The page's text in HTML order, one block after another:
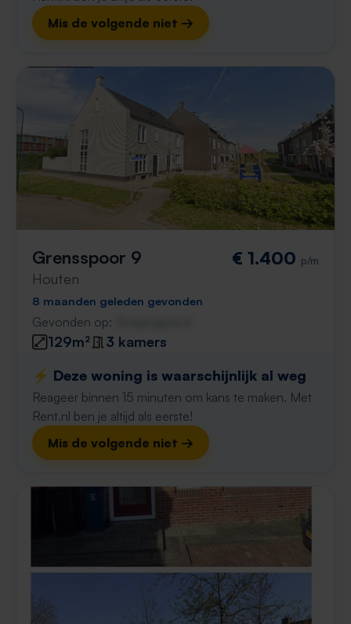
Mis de volgende niet →
Grensspoor 9
Houten
€ 1.400 p/m
8 maanden geleden gevonden
Gevonden op:
129m²
3 kamers
⚡️ Deze woning is waarschijnlijk al weg
Reageer binnen 15 minuten om kans te maken. Met
Rent.nl ben je altijd als eerste!
Mis de volgende niet →